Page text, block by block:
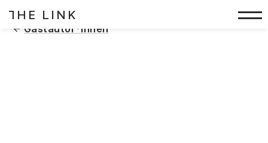
Zum Inhalt springen
T
HE LINK
( Gastautor*innen